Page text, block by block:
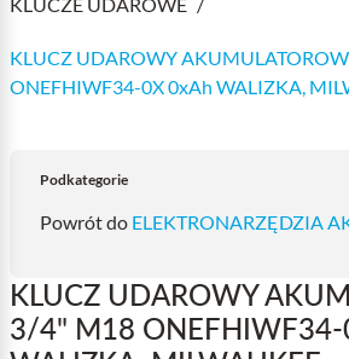
KLUCZ UDAROWY
ONEFHIWF34-0X 0xAh WALIZKA,
Podkategorie
Powrót do ELEKTRONARZĘDZIA
KLUCZ UDAROWY
3/4" M18 ONEFHIWF34-